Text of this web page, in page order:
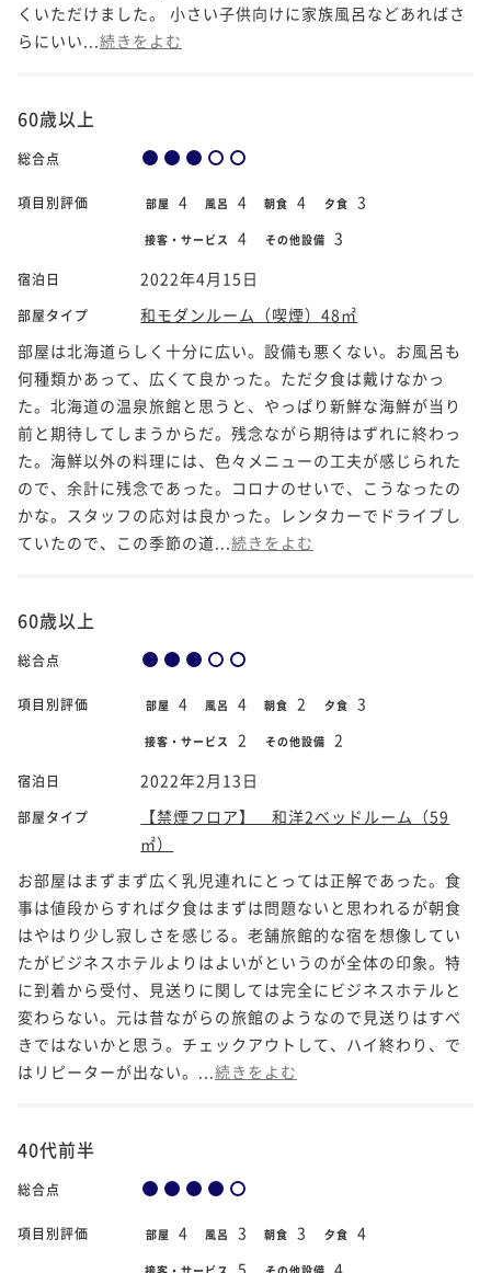
くいただけました。 小さい子供向けに家族風呂などあればさ
らにいい... 続きをよむ
60歳以上
総合点
項目別評価 部屋 4 風呂 4 朝食 4 夕食 3
接客・サービス 4 その他設備 3
宿泊日 2022年4月15日
部屋タイプ
和モダンルーム（喫煙）48㎡
部屋は北海道らしく十分に広い。設備も悪くない。お風呂も
何種類かあって、広くて良かった。ただ夕食は戴けなかっ
た。北海道の温泉旅館と思うと、やっぱり新鮮な海鮮が当り
前と期待してしまうからだ。残念ながら期待はずれに終わっ
た。海鮮以外の料理には、色々メニューの工夫が感じられた
ので、余計に残念であった。コロナのせいで、こうなったの
かな。スタッフの応対は良かった。レンタカーでドライブし
ていたので、この季節の道... 続きをよむ
60歳以上
総合点
項目別評価 部屋 4 風呂 4 朝食 2 夕食 3
接客・サービス 2 その他設備 2
宿泊日 2022年2月13日
部屋タイプ
【禁煙フロア】 和洋2ベッドルーム（59
㎡）
お部屋はまずまず広く乳児連れにとっては正解であった。食
事は値段からすれば夕食はまずは問題ないと思われるが朝食
はやはり少し寂しさを感じる。老舗旅館的な宿を想像してい
たがビジネスホテルよりはよいがというのが全体の印象。特
に到着から受付、見送りに関しては完全にビジネスホテルと
変わらない。元は昔ながらの旅館のようなので見送りはすべ
きではないかと思う。チェックアウトして、ハイ終わり、で
はリピーターが出ない。... 続きをよむ
40代前半
総合点
項目別評価 部屋 4 風呂 3 朝食 3 夕食 4
接客・サービス 5 その他設備 4